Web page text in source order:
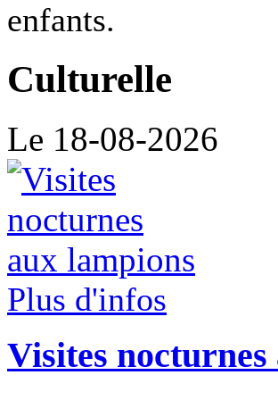
enfants.
Culturelle
Le 18-08-2026
Plus d'infos
Visites